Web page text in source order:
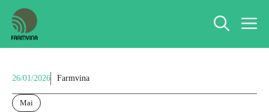
Chuyển
đến
nội
26/01/2026 Farmvina
Mai